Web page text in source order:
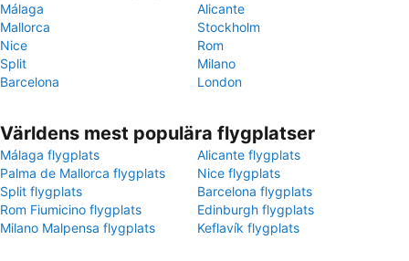
Málaga
Alicante
Mallorca
Stockholm
Nice
Rom
Split
Milano
Barcelona
London
Världens mest populära flygplatser
Málaga flygplats
Alicante flygplats
Palma de Mallorca flygplats
Nice flygplats
Split flygplats
Barcelona flygplats
Rom Fiumicino flygplats
Edinburgh flygplats
Milano Malpensa flygplats
Keflavík flygplats